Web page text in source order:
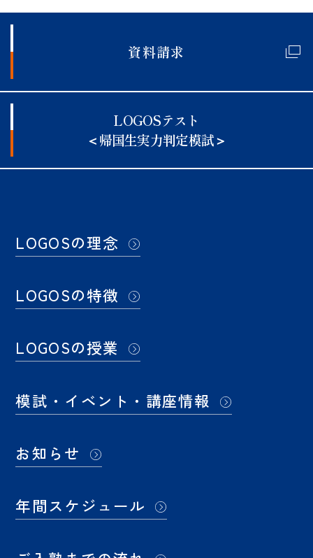
資料請求
LOGOSテスト
＜帰国生実力判定模試＞
LOGOSの理念
LOGOSの特徴
LOGOSの授業
模試・イベント・講座情報
お知らせ
年間スケジュール